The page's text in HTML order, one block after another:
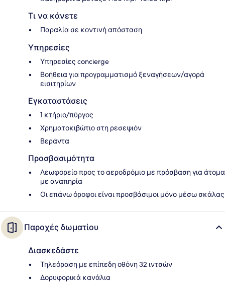
Τι να κάνετε
Παραλία σε κοντινή απόσταση
Υπηρεσίες
Υπηρεσίες concierge
Βοήθεια για προγραμματισμό ξεναγήσεων/αγορά
εισιτηρίων
Εγκαταστάσεις
1 κτήριο/πύργος
Χρηματοκιβώτιο στη ρεσεψιόν
Βεράντα
Προσβασιμότητα
Λεωφορείο προς το αεροδρόμιο με πρόσβαση για άτομα
με αναπηρία
Οι επάνω όροφοι είναι προσβάσιμοι μόνο μέσω σκάλας
Παροχές δωματίου
Διασκεδάστε
Τηλεόραση με επίπεδη οθόνη 32 ιντσών
Δορυφορικά κανάλια